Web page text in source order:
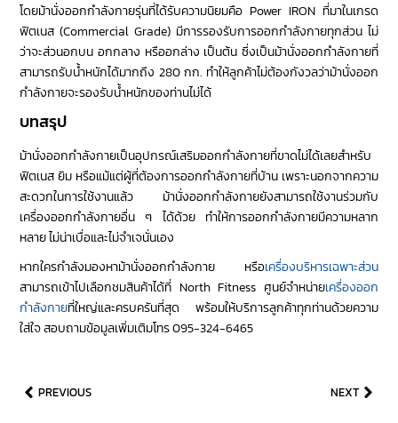
โดยม้านั่งออกกำลังกายรุ่นที่ได้รับความนิยมคือ Power IRON ที่มาในเกรด
ฟิตเนส (Commercial Grade) มีการรองรับการออกกำลังกายทุกส่วน ไม่
ว่าจะส่วนอกบน อกกลาง หรืออกล่าง เป็นต้น ซึ่งเป็นม้านั่งออกกำลังกายที่
สามารถรับน้ำหนักได้มากถึง 280 กก. ทำให้ลูกค้าไม่ต้องกังวลว่าม้านั่งออก
กำลังกายจะรองรับน้ำหนักของท่านไม่ได้
บทสรุป
ม้านั่งออกกำลังกายเป็นอุปกรณ์เสริมออกกำลังกายที่ขาดไม่ได้เลยสำหรับ
ฟิตเนส ยิม หรือแม้แต่ผู้ที่ต้องการออกกำลังกายที่บ้าน เพราะนอกจากความ
สะดวกในการใช้งานแล้ว ม้านั่งออกกำลังกายยังสามารถใช้งานร่วมกับ
เครื่องออกกำลังกายอื่น ๆ ได้ด้วย ทำให้การออกกำลังกายมีความหลาก
หลาย ไม่น่าเบื่อและไม่จำเจนั่นเอง
หากใครกำลังมองหาม้านั่งออกกำลังกาย หรือเครื่องบริหารเฉพาะส่วน
สามารถเข้าไปเลือกชมสินค้าได้ที่ North Fitness ศูนย์จำหน่ายเครื่องออก
กำลังกายที่ใหญ่และครบครันที่สุด พร้อมให้บริการลูกค้าทุกท่านด้วยความ
ใส่ใจ สอบถามข้อมูลเพิ่มเติมโทร 095-324-6465
PREVIOUS NEXT